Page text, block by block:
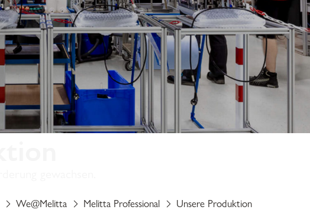
We@Melitta Melitta Professional Unsere Produktion